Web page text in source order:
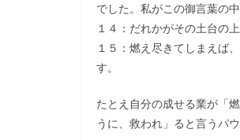
でした。私がこの御言葉の
１４：だれかがその土台の
１５：燃え尽きてしまえば
す。
たとえ自分の成せる業が「
うに、救われ」ると言うパ